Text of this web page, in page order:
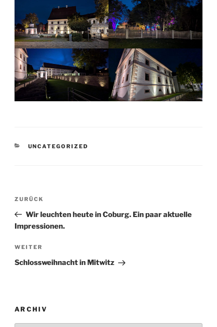
KATEGORIEN
UNCATEGORIZED
Beitragsnavigation
Vorheriger
Beitrag
ZURÜCK
Wir leuchten heute in Coburg. Ein paar aktuelle
Impressionen.
Nächster
Beitrag
WEITER
Schlossweihnacht in Mitwitz
ARCHIV